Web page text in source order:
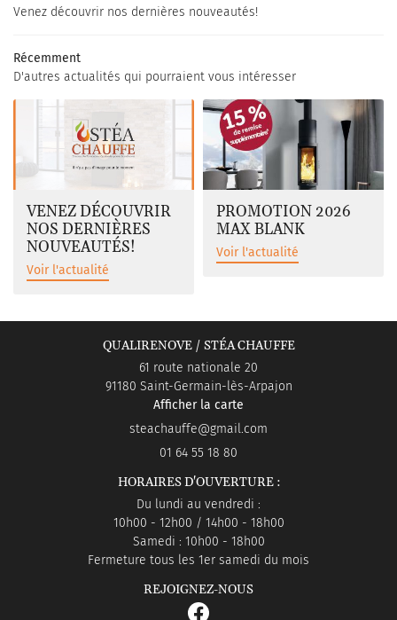
Catalogues
Contact
Venez découvrir nos dernières nouveautés!
Récemment
D'autres actualités qui pourraient vous intéresser
VENEZ DÉCOUVRIR
NOS DERNIÈRES
NOUVEAUTÉS!
Voir l'actualité
PROMOTION 2026
MAX BLANK
Voir l'actualité
QUALIRENOVE / STÉA CHAUFFE
61 route nationale 20
91180 Saint-Germain-lès-Arpajon
Afficher la carte
01 64 55 18 80
HORAIRES D'OUVERTURE :
Du lundi au vendredi :
10h00 - 12h00 / 14h00 - 18h00
Samedi : 10h00 - 18h00
Fermeture tous les 1er samedi du mois
REJOIGNEZ-NOUS